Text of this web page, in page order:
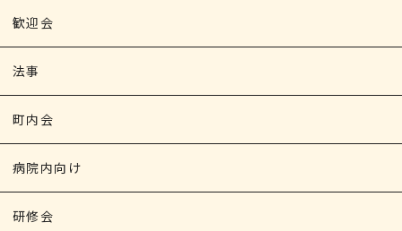
歓迎会
法事
町内会
病院内向け
研修会